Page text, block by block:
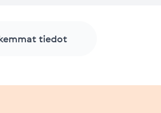
tiedot